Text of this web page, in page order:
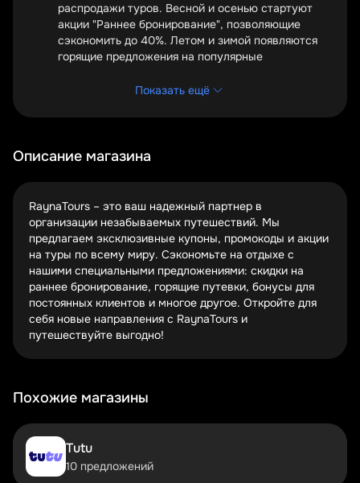
распродажи туров. Весной и осенью стартуют
акции "Раннее бронирование", позволяющие
сэкономить до 40%. Летом и зимой появляются
горящие предложения на популярные
пропустить лучшие deals.
Используйте промокоды при бронировании
преимущества: скидки 5-15%, бесплатные
экскурсии или улучшение категории номера.
оформлении заказа на сайте. Некоторые
предложения действуют ограниченное время –
поторопитесь!
Комбинируйте акции для двойной выгоды
Многие купоны RaynaTours можно использовать
вместе с другими спецпредложениями.
Например, применить скидку на раннее
Пляжный отдых по специальной цене
Турция, Египет, ОАЭ, Таиланд – во всех этих
Показать ещё
Описание магазина
RaynaTours – это ваш надежный партнер в
организации незабываемых путешествий. Мы
предлагаем эксклюзивные купоны, промокоды и акции
на туры по всему миру. Сэкономьте на отдыхе с
нашими специальными предложениями: скидки на
раннее бронирование, горящие путевки, бонусы для
постоянных клиентов и многое другое. Откройте для
себя новые направления с RaynaTours и
путешествуйте выгодно!
Похожие магазины
Tutu
10 предложений